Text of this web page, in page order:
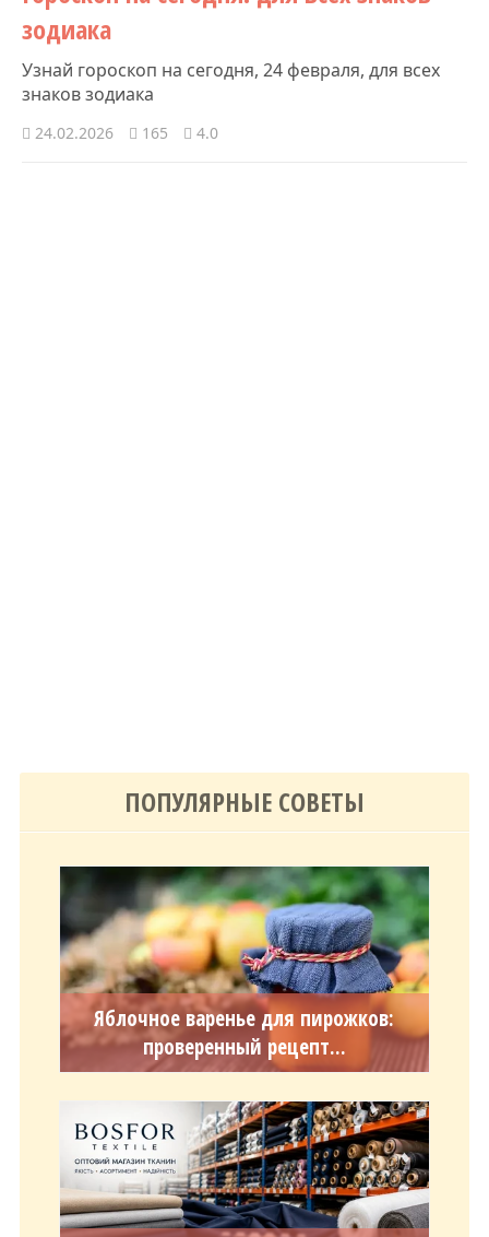
зодиака
Узнай гороскоп на сегодня, 24 февраля, для всех
знаков зодиака
24.02.2026 165 4.0
ПОПУЛЯРНЫЕ СОВЕТЫ
Яблочное варенье для пирожков:
проверенный рецепт...